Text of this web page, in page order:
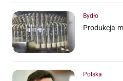
Bydło
Produkcja
Polska